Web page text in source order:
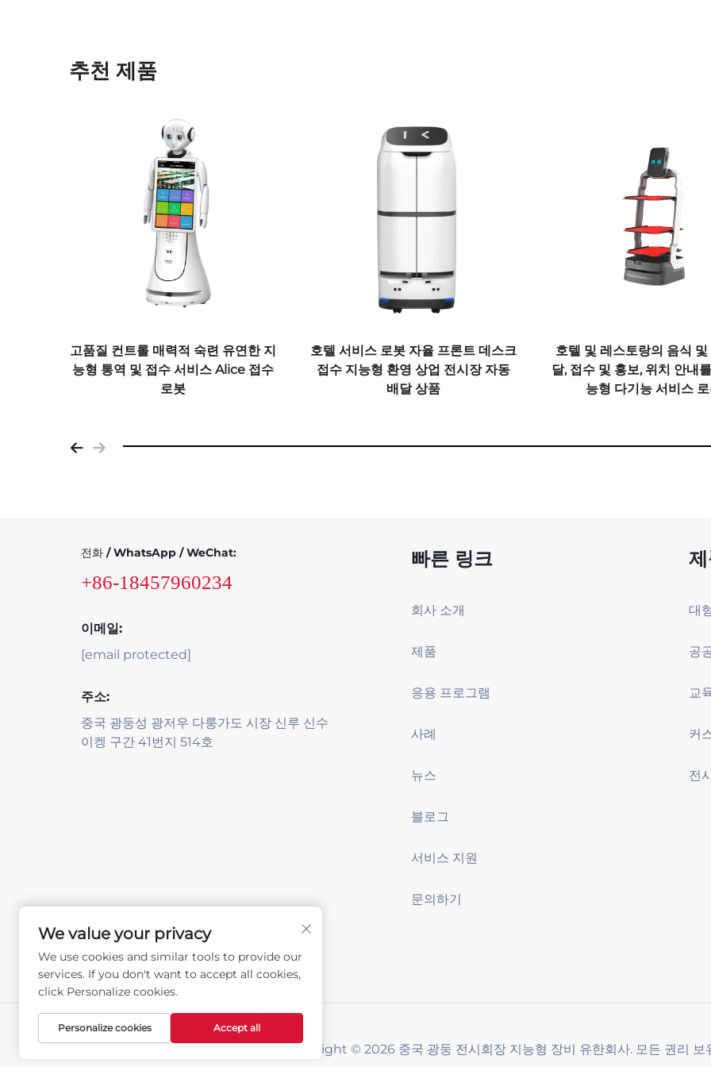
추천 제품
고품질 컨트롤 매력적 숙련 유연한 지
능형 통역 및 접수 서비스 Alice 접수
로봇
호텔 서비스 로봇 자율 프론트 데스크
접수 지능형 환영 상업 전시장 자동
배달 상품
호텔 및 레스토랑의 음식 및
달, 접수 및 홍보, 위치 안내
능형 다기능 서비스
전화 / WhatsApp / WeChat:
+86-18457960234
이메일:
[email protected]
주소:
중국 광둥성 광저우 다룽가도 시장 신루 신수
이켕 구간 41번지 514호
빠른 링크
회사 소개
제품
응용 프로그램
사례
뉴스
블로그
서비스 지원
문의하기
공
전
Copyright © 2026 중국 광둥 전시회장 지능형 장비 유한회사. 모든 권리
We value your privacy
We use cookies and similar tools to provide our
services. If you don't want to accept all cookies,
click Personalize cookies.
Personalize cookies Accept all